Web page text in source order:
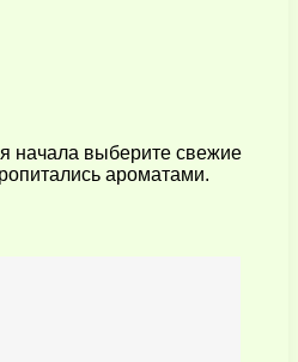
начала выберите свежие
ароматами.